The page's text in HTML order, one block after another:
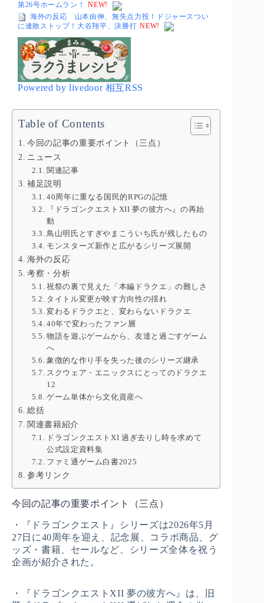
第26号ホームラン！
NEW!
海外の反応 山本由伸、無失点力投！ドジャースつい
に連敗ストップ！大谷翔平、決勝打 NEW!
Powered by livedoor 相互RSS
Table of Contents
今回の記事の重要ポイント（三点）
ニュース
関連記事
補足説明
40周年に重なる国民的RPGの記憶
『ドラゴンクエストXII 夢の彼方へ』の再始
動
鳥山明氏とすぎやまこういち氏が残したもの
モンスターズ新作と広がるシリーズ展開
海外の反応
考察・分析
祝祭の裏で見えた「本編ドラクエ」の難しさ
タイトル変更が映す方向性の揺れ
変わるドラクエと、変わらないドラクエ
40年で変わったファン層
物語を遊ぶゲームから、友達と過ごすゲーム
へ
象徴的な作り手を失った後のシリーズ継承
スクウェア・エニックスにとってのドラクエ
12
ゲーム単体から文化資産へ
総括
関連書籍紹介
ドラゴンクエストXI 過ぎ去りし時を求めて
公式設定資料集
ファミ通ゲーム白書2025
参考リンク
今回の記事の重要ポイント（三点）
・『ドラゴンクエスト』シリーズは2026年5月
27日に40周年を迎え、記念展、コラボ商品、グ
ッズ・書籍、セールなど、シリーズ全体を祝う
企画が紹介された。
・『ドラゴンクエストXII 夢の彼方へ』は、旧